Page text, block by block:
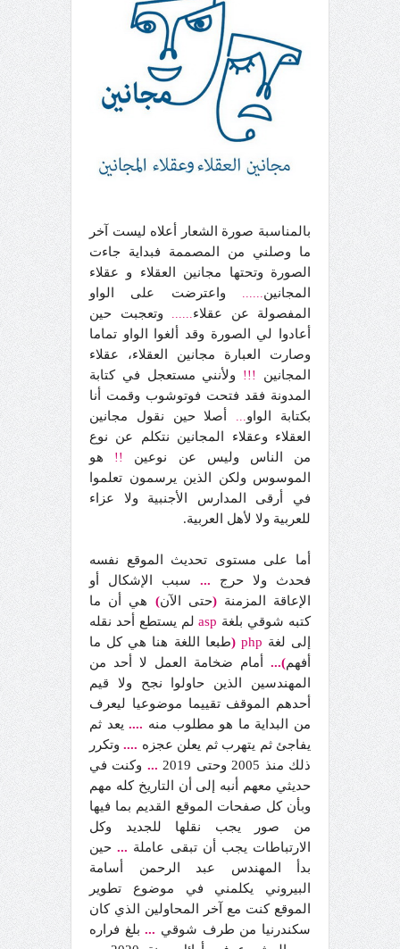
بالمناسبة صورة الشعار أعلاه ليست آخر
ما وصلني من المصممة فبداية جاءت
الصورة وتحتها مجانين العقلاء و عقلاء
المجانين...... واعترضت على الواو
المفصولة عن عقلاء...... وتعجبت حين
أعادوا لي الصورة وقد ألغوا الواو تماما
وصارت العبارة مجانين العقلاء، عقلاء
المجانين
!!! ولأنني مستعجل في كتابة
المدونة فقد فتحت فوتوشوب وقمت أنا
بكتابة الواو... أصلا حين نقول مجانين
العقلاء وعقلاء المجانين نتكلم عن نوع
من الناس وليس عن نوعين
!! هو
الموسوس ولكن الذين يرسمون تعلموا
في أرقى المدارس الأجنبية ولا عزاء
للعربية ولا لأهل العربية.
أما على مستوى تحديث الموقع نفسه
فحدث ولا حرج ... سبب الإشكال أو
الإعاقة المزمنة(حتى الآن) هي أن ما
كتبه شوقي بلغة aspلم يستطع أحد نقله
إلى لغة php
(طبعا اللغة هنا هي كل ما
أفهم)... أمام ضخامة العمل لا أحد من
المهندسين الذين حاولوا نجح ولا قيم
أحدهم الموقف تقييما موضوعيا ليعرف
من البداية ما هو مطلوب منه ....يعد ثم
يفاجئ ثم يتهرب ثم يعلن عجزه ....وتكرر
ذلك منذ 2005 وحتى 2019
... وكنت في
حديثي معهم أنبه إلى أن التاريخ كله مهم
وبأن كل صفحات الموقع القديم بما فيها
من صور يجب نقلها للجديد وكل
الارتباطات يجب أن تبقى عاملة ...حين
بدأ المهندس عبد الرحمن أسامة
البيروني يكلمني في موضوع تطوير
الموقع كنت مع آخر المحاولين الذي كان
سكندرنيا من طرف شوقي ...بلغ فراره